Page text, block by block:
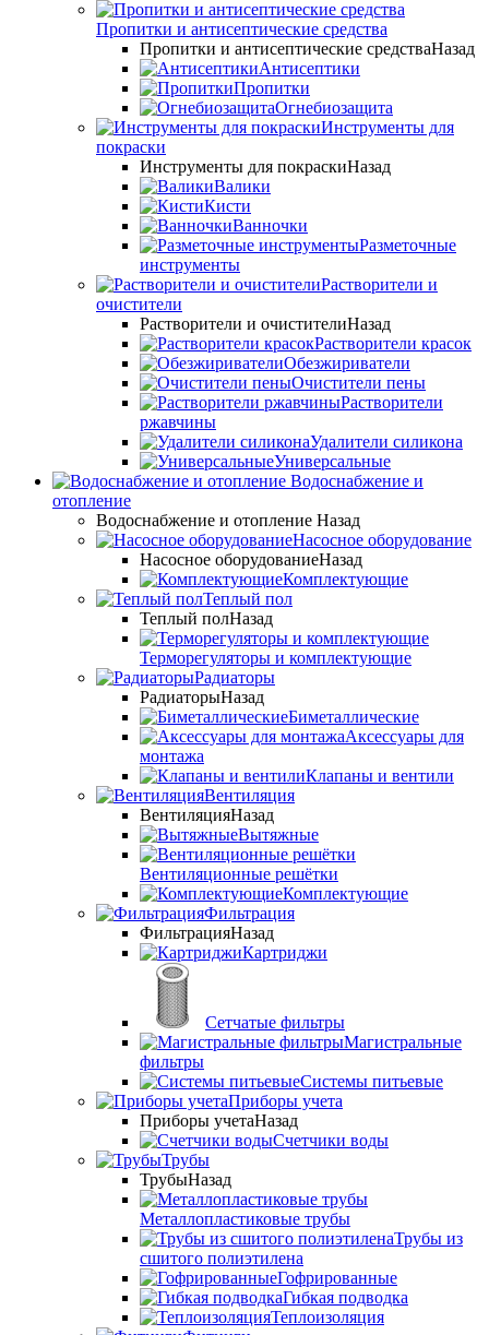
Пропитки и антисептические средства
Пропитки и антисептические средстваНазад
Антисептики
Пропитки
Огнебиозащита
Инструменты для
покраски
Инструменты для покраскиНазад
Валики
Кисти
Ванночки
Разметочные
инструменты
Растворители и
очистители
Растворители и очистителиНазад
Растворители красок
Обезжириватели
Очистители пены
Растворители
ржавчины
Удалители силикона
Универсальные
Водоснабжение и
отопление
Водоснабжение и отопление Назад
Насосное оборудование
Насосное оборудованиеНазад
Комплектующие
Теплый пол
Теплый полНазад
Терморегуляторы и комплектующие
Радиаторы
РадиаторыНазад
Биметаллические
Аксессуары для
монтажа
Клапаны и вентили
Вентиляция
ВентиляцияНазад
Вытяжные
Вентиляционные решётки
Комплектующие
Фильтрация
ФильтрацияНазад
Картриджи
Сетчатые фильтры
Магистральные
фильтры
Системы питьевые
Приборы учета
Приборы учетаНазад
Счетчики воды
Трубы
ТрубыНазад
Металлопластиковые трубы
Трубы из
сшитого полиэтилена
Гофрированные
Гибкая подводка
Теплоизоляция